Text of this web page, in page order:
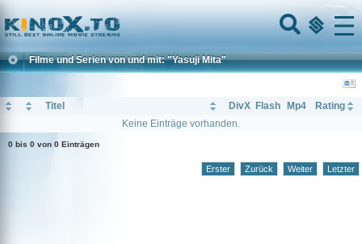
Home
Menu
Filme und Serien von und mit: "Yasuji Mita"
Titel DivX Flash Mp4
Rating
Keine Einträge vorhanden.
0 bis 0 von 0 Einträgen
Erster Zurück Weiter Letzter